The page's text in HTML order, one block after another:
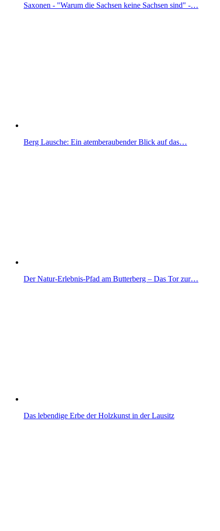
Saxonen - "Warum die Sachsen keine Sachsen sind" -…
Berg Lausche: Ein atemberaubender Blick auf das…
Der Natur-Erlebnis-Pfad am Butterberg – Das Tor zur…
Das lebendige Erbe der Holzkunst in der Lausitz